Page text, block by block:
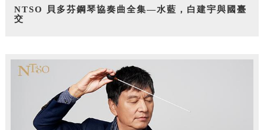
NTSO 貝多芬鋼琴協奏曲全集—水藍，白建宇與國臺
交